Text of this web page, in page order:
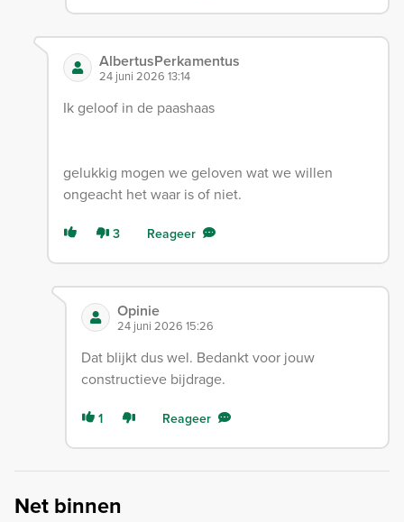
AlbertusPerkamentus
24 juni 2026 13:14
Ik geloof in de paashaas
gelukkig mogen we geloven wat we willen
ongeacht het waar is of niet.
3 Reageer
Opinie
24 juni 2026 15:26
Dat blijkt dus wel. Bedankt voor jouw
constructieve bijdrage.
1 Reageer
Net binnen